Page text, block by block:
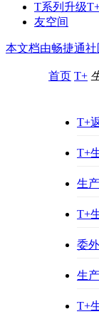
T系列升级
友空间
本文档由畅捷通
首页 T+
T+
T+
生
T+
委
生
T+